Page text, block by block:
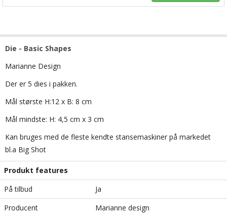
Die - Basic Shapes
Marianne Design
Der er 5 dies i pakken.
Mål største H:12 x B: 8 cm
Mål mindste: H: 4,5 cm x 3 cm
Kan bruges med de fleste kendte stansemaskiner på markedet
bl.a Big Shot
Produkt features
På tilbud
Ja
Producent
Marianne design